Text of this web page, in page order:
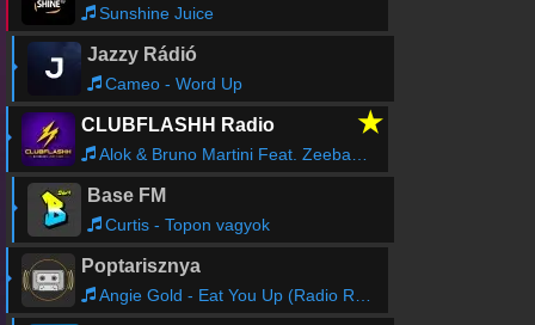
Sunshine Juice
Jazzy Rádió
Cameo - Word Up
CLUBFLASHH Radio ★
Alok & Bruno Martini Feat. Zeeba - Hear Me Now
Base FM
Curtis - Topon vagyok
Poptarisznya
Angie Gold - Eat You Up (Radio Remix)